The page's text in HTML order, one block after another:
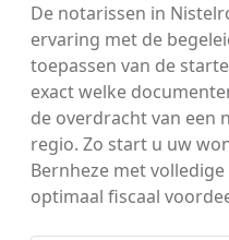
De notarissen in
ervaring met de
toepassen van de
exact welke
de overdracht van een
regio. Zo start u uw
Bernheze met
optimaal fiscaal